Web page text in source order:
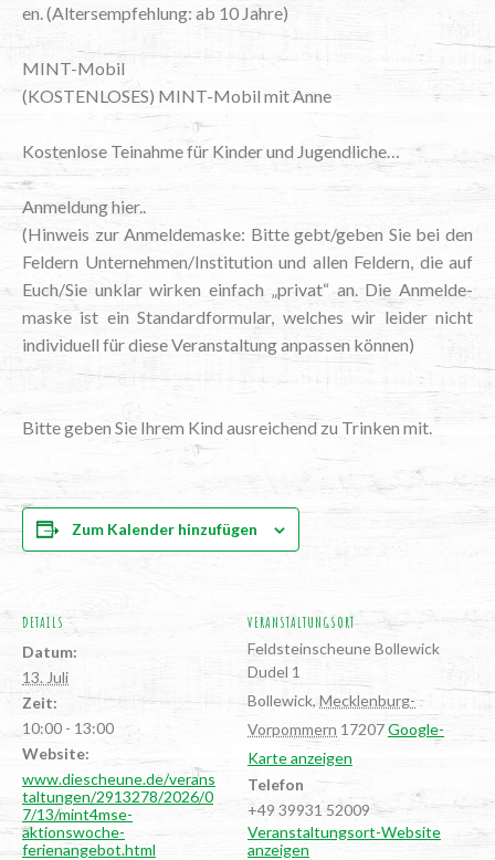
en. (Alters­emp­feh­lung: ab 10 Jahre)
MINT-Mobil
(KOS­TEN­LO­SES) MINT-Mobil mit Anne
Kos­ten­lo­se Tei­nah­me für Kin­der und Jugendliche…
Anmel­dung hier..
(Hin­weis zur Anmel­de­mas­ke: Bit­te gebt/geben Sie bei den
Fel­dern Unternehmen/Institution und allen Fel­dern, die auf
Euch/Sie unklar wir­ken ein­fach „pri­vat“ an. Die Anmel­de­
mas­ke ist ein Stan­dard­for­mu­lar, wel­ches wir lei­der nicht
indi­vi­du­ell für die­se Ver­an­stal­tung anpas­sen können)
Bit­te geben Sie Ihrem Kind aus­rei­chend zu Trin­ken mit.
Zum Kalender hinzufügen
DETAILS
Datum:
13. Juli
Zeit:
10:00 - 13:00
Website:
www.diescheune.de/verans
taltungen/2913278/2026/0
7/13/mint4mse-
aktionswoche-
ferienangebot.html
VERANSTALTUNGSORT
Feld­stein­scheu­ne Bollewick
Dudel 1
Bollewick, Mecklenburg-
Vorpommern 17207Google-
Karte anzeigen
Telefon
+49 39931 52009
Veranstaltungsort-Website
anzeigen